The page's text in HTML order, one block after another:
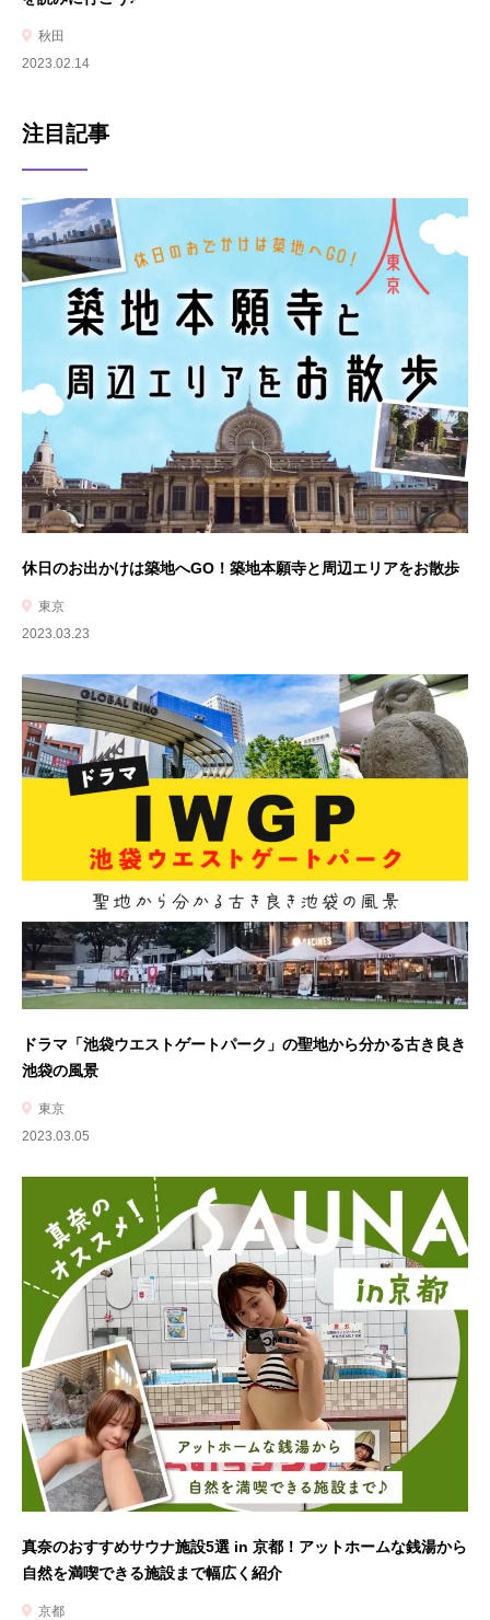
秋田
2023.02.14
注目記事
休日のお出かけは築地へGO！築地本願寺と周辺エリアをお散歩
東京
2023.03.23
ドラマ「池袋ウエストゲートパーク」の聖地から分かる古き良き
池袋の風景
東京
2023.03.05
真奈のおすすめサウナ施設5選 in 京都！アットホームな銭湯から
自然を満喫できる施設まで幅広く紹介
京都